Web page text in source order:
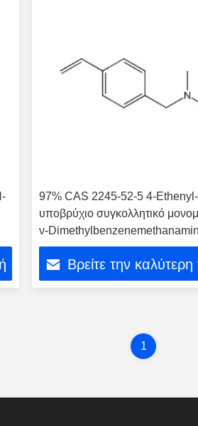
97% CAS 2245-52-5 4-
υποβρύχιο συγκολλητικό
ν-
Βρείτε την καλύτερη
1